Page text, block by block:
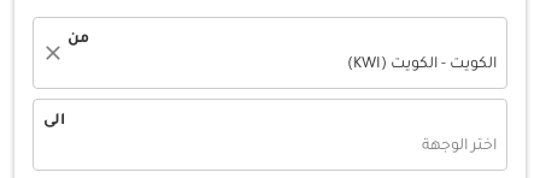
من
الكويت - الكويت (KWI)
close
الى
اختر الوجهة